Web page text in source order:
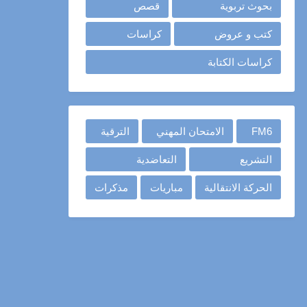
بحوث تربوية قصص
كتب و عروض كراسات
كراسات الكتابة
FM6 الامتحان المهني الترقية
التشريع التعاضدية
الحركة الانتقالية مباريات مذكرات